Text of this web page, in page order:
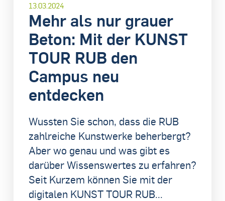
13.03.2024
Mehr als nur grauer
Beton: Mit der KUNST
TOUR RUB den
Campus neu
entdecken
Wussten Sie schon, dass die RUB
zahlreiche Kunstwerke beherbergt?
Aber wo genau und was gibt es
darüber Wissenswertes zu erfahren?
Seit Kurzem können Sie mit der
digitalen KUNST TOUR RUB...